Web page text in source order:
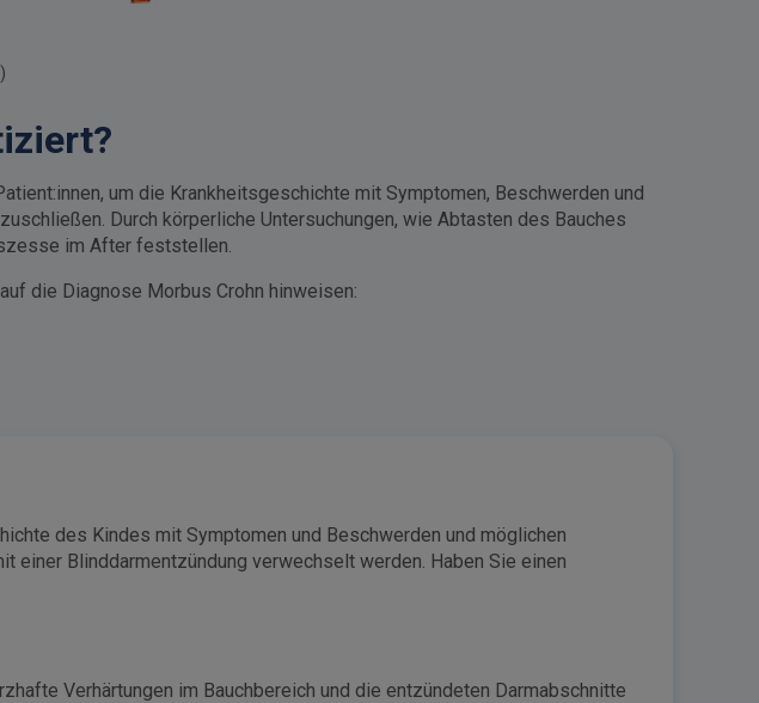
um die Krankheitsgeschichte mit Symptomen, Beschwerden und
Durch körperliche Untersuchungen, wie Abtasten des Bauches
im After feststellen.
die Diagnose Morbus Crohn hinweisen:
des Kindes mit Symptomen und Beschwerden und möglichen
einer Blinddarmentzündung verwechselt werden. Haben Sie einen
Verhärtungen im Bauchbereich und die entzündeten Darmabschnitte